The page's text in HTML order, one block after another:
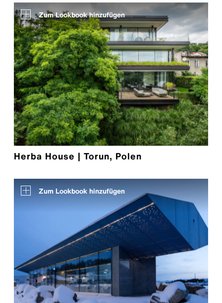
Zum Lookbook hinzufügen
Herba House | Torun, Polen
Zum Lookbook hinzufügen